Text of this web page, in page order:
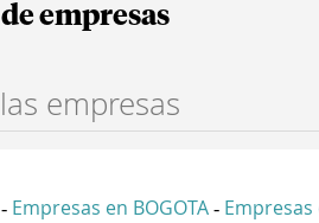
empresas
- Empresas en BOGOTA - Empresas